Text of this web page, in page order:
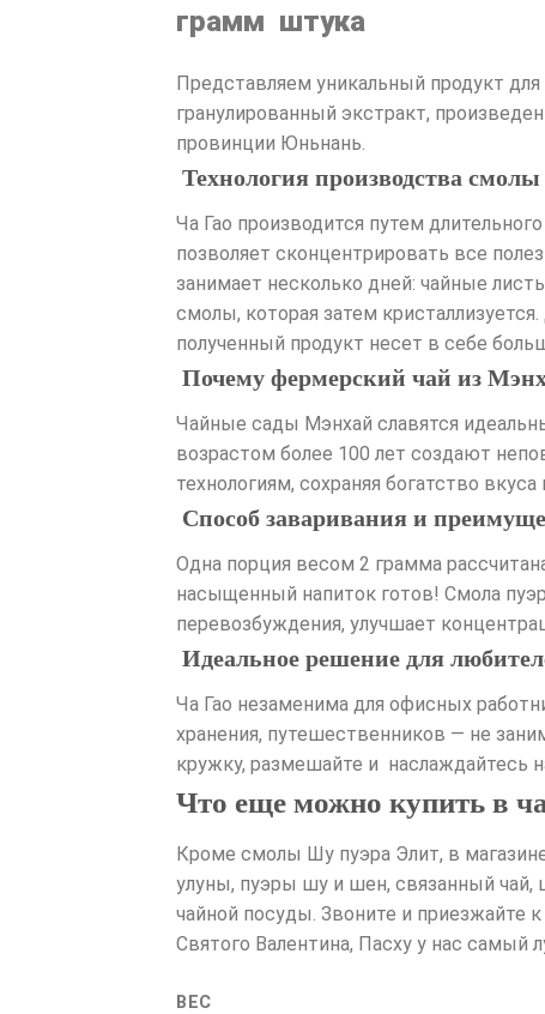
грамм штука
Представляем уникальный продукт
гранулированный экстракт,
провинции Юньнань.
Технология производства
Ча Гао производится путем
позволяет сконцентрировать все
занимает несколько дней: чайные
смолы, которая затем
полученный продукт несет в себе
Почему фермерский чай из
Чайные сады Мэнхай славятся
возрастом более 100 лет создают
технологиям, сохраняя богатство
Способ заваривания и
Одна порция весом 2 грамма
насыщенный напиток готов! Смола
перевозбуждения, улучшает
Идеальное решение для
Ча Гао незаменима для офисных
хранения, путешественников — не
кружку, размешайте и
Что еще можно купить в
Кроме смолы Шу пуэра Элит, в
улуны, пуэры шу и шен, связанный чай,
чайной посуды. Звоните и приезжайте
Святого Валентина, Пасху у нас
ВЕС